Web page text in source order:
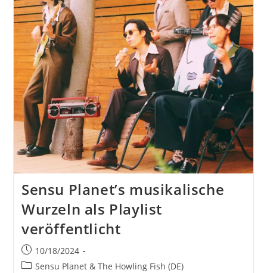
Bitte checkt es aus. Beach Yunko im Gespräch: Krimis,
Krimikram und…
Weiterlesen Die
Roots-
Musik
Beach
Yunko
Ist
Jetzt
Als
Playlist
Sensu Planet’s musikalische
Wurzeln als Playlist
veröffentlicht
Beitrag
veröffentlicht:
10/18/2024
Beitrags-
Sensu Planet & The Howling Fish (DE)